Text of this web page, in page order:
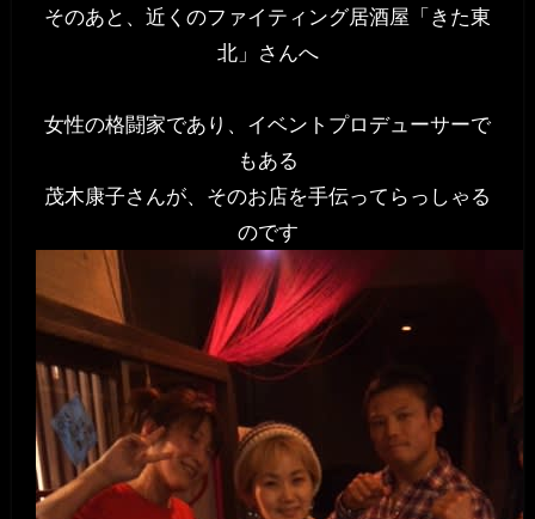
そのあと、近くのファイティング居酒屋「きた東
北」さんへ
女性の格闘家であり、イベントプロデューサーで
もある
茂木康子さんが、そのお店を手伝ってらっしゃる
のです